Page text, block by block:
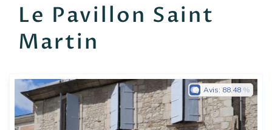
Le Pavillon Saint
Martin
Avis: 88.48